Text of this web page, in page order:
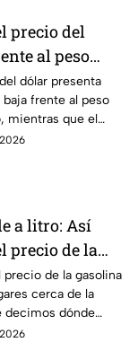
precio del
al peso
quedó este
de agosto
dólar presenta
baja frente al peso
mientras que el
presenta una
a litro: Así
precio de la
HOY
precio de la gasolina
cerca de la
decimos dónde
más barata este